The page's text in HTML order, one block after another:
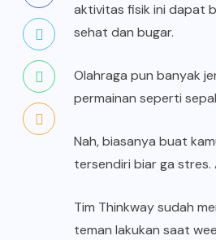
aktivitas fisik ini dapat
sehat dan bugar.
Olahraga pun banyak
permainan seperti
Nah, biasanya buat
tersendiri biar ga stres.
Tim Thinkway sudah
teman lakukan saat